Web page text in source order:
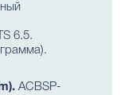
6.5.
ACBSP-